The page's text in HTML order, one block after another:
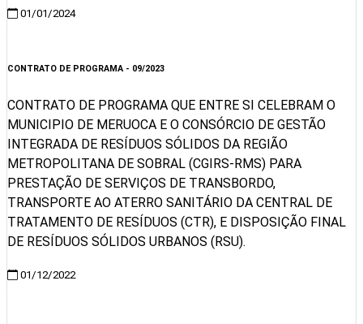
01/01/2024
CONTRATO DE PROGRAMA - 09/2023
CONTRATO DE PROGRAMA QUE ENTRE SI CELEBRAM O
MUNICIPIO DE MERUOCA E O CONSÓRCIO DE GESTÃO
INTEGRADA DE RESÍDUOS SÓLIDOS DA REGIÃO
METROPOLITANA DE SOBRAL (CGIRS-RMS) PARA
PRESTAÇÃO DE SERVIÇOS DE TRANSBORDO,
TRANSPORTE AO ATERRO SANITÁRIO DA CENTRAL DE
TRATAMENTO DE RESÍDUOS (CTR), E DISPOSIÇÃO FINAL
DE RESÍDUOS SÓLIDOS URBANOS (RSU).
01/12/2022